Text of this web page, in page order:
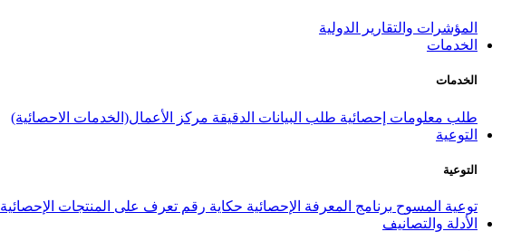
المؤشرات والتقارير الدولية
الخدمات
الخدمات
طلب معلومات إحصائية طلب البيانات الدقيقة مركز الأعمال(الخدمات الاحصائية)
التوعية
التوعية
توعية المسوح برنامج المعرفة الإحصائية حكاية رقم تعرف على المنتجات الإحصائية
الأدلة والتصانيف